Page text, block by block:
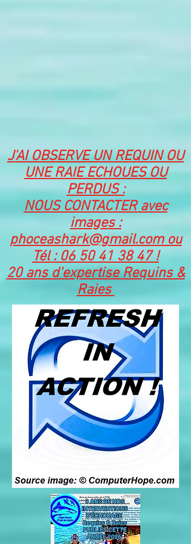
J'AI OBSERVE UN REQUIN OU
UNE RAIE ECHOUES OU
PERDUS :
NOUS CONTACTER avec
images :
phoceashark@gmail.com ou
Tél : 06 50 41 38 47 !
20 ans d'expertise Requins &
Raies